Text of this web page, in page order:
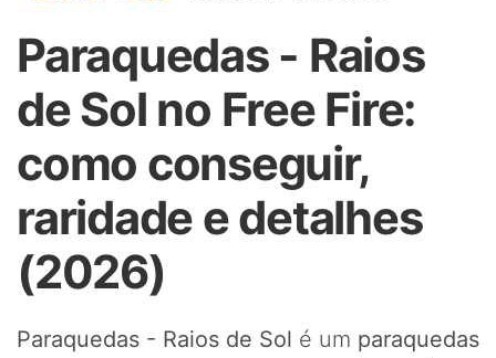
Paraquedas - Raios
de Sol no Free Fire:
como conseguir,
raridade e detalhes
(2026)
Paraquedas - Raios de Sol é um paraquedas